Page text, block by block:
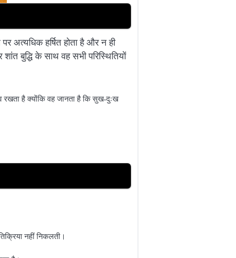
अत्यधिक हर्षित होता है और न ही
बुद्धि के साथ वह सभी परिस्थितियों
रखता है क्योंकि वह जानता है कि सुख-दुःख
नहीं निकलती।